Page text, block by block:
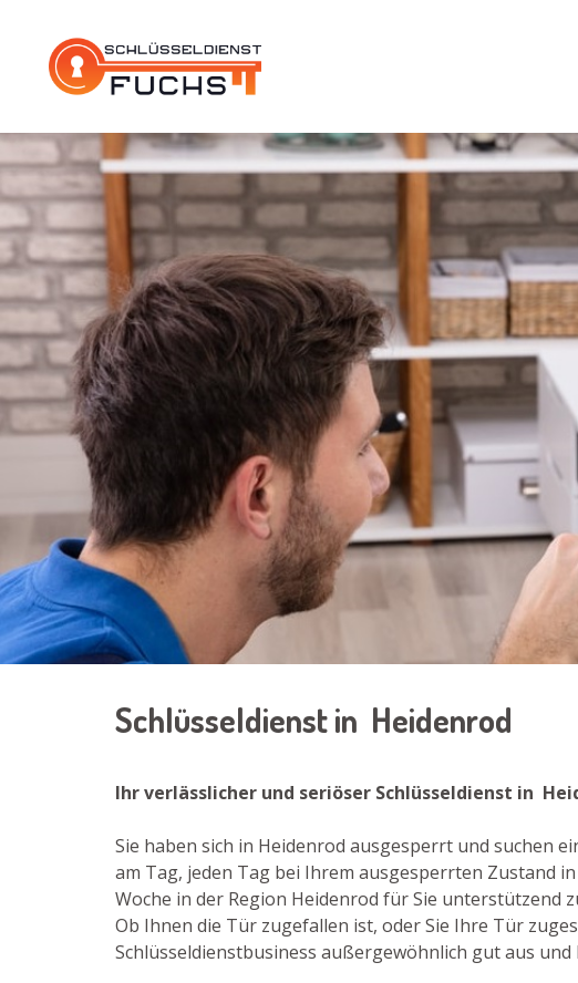
Schlüsseldienst in Heidenrod
Ihr verlässlicher und seriöser Schlüsseldienst in
Sie haben sich in Heidenrod ausgesperrt und suchen
am Tag, jeden Tag bei Ihrem ausgesperrten Zustand
Woche in der Region Heidenrod für Sie unterstützend
Ob Ihnen die Tür zugefallen ist, oder Sie Ihre Tür
Schlüsseldienstbusiness außergewöhnlich gut aus